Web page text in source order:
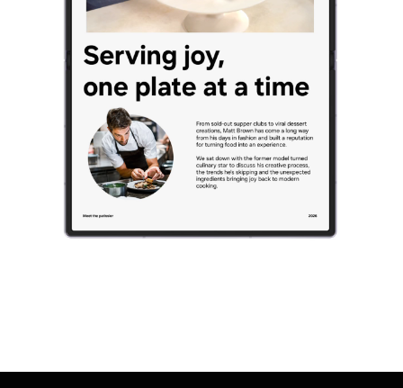
xử lý của Galaxy Z Fold8 được nhìn thấy trên bo mạch với